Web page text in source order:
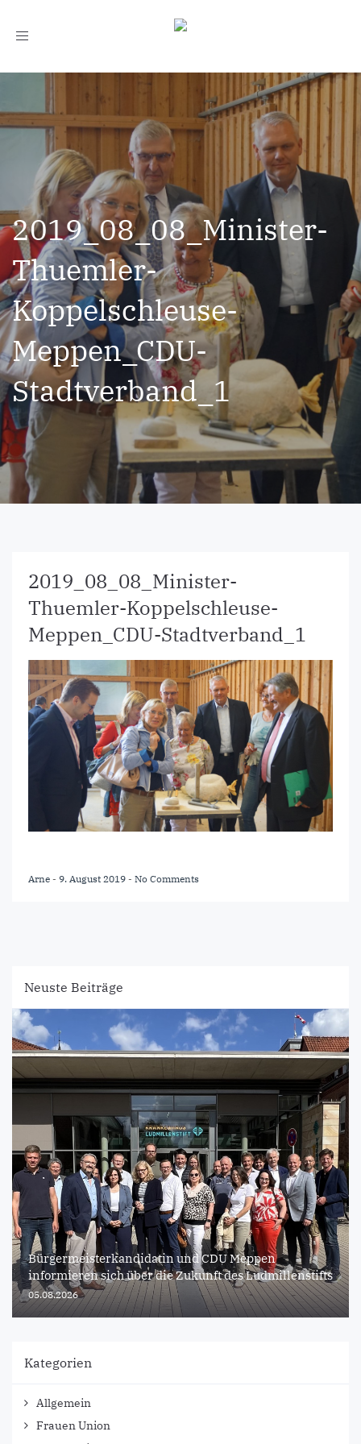
Toggle
2019_08_08_Minister-
Thuemler-
Koppelschleuse-
Meppen_CDU-
Stadtverband_1
2019_08_08_Minister-
Thuemler-Koppelschleuse-
Meppen_CDU-Stadtverband_1
Arne - 9. August 2019 - No Comments
Neuste Beiträge
Bürgermeisterkandidatin und CDU Meppen
informieren sich über die Zukunft des Ludmillenstifts
05.08.2026
Kategorien
Allgemein
Frauen Union